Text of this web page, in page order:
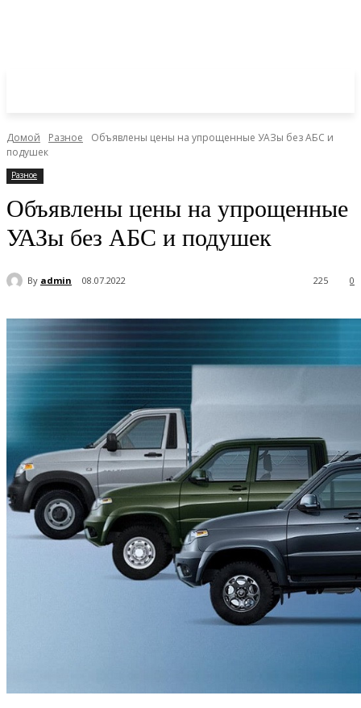
Домой Разное
Объявлены цены на упрощенные УАЗы без АБС и
подушек
Разное
Объявлены цены на упрощенные
УАЗы без АБС и подушек
By admin 08.07.2022 0
225